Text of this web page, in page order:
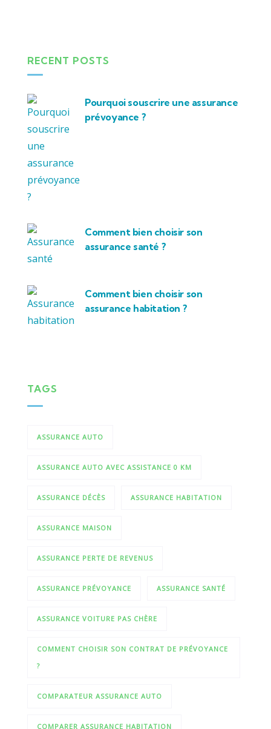
RECENT POSTS
Pourquoi souscrire une assurance
prévoyance ?
Comment bien choisir son
assurance santé ?
Comment bien choisir son
assurance habitation ?
TAGS
ASSURANCE AUTO
ASSURANCE AUTO AVEC ASSISTANCE 0 KM
ASSURANCE DÉCÈS ASSURANCE HABITATION
ASSURANCE MAISON
ASSURANCE PERTE DE REVENUS
ASSURANCE PRÉVOYANCE ASSURANCE SANTÉ
ASSURANCE VOITURE PAS CHÈRE
COMMENT CHOISIR SON CONTRAT DE PRÉVOYANCE
?
COMPARATEUR ASSURANCE AUTO
COMPARER ASSURANCE HABITATION